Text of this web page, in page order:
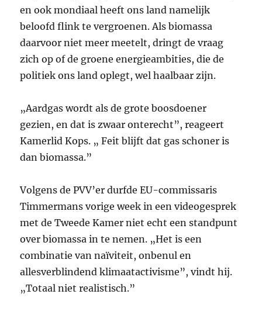
en ook mondiaal heeft ons land namelijk
beloofd flink te vergroenen. Als biomassa
daarvoor niet meer meetelt, dringt de vraag
zich op of de groene energieambities, die de
politiek ons land oplegt, wel haalbaar zijn.
„Aardgas wordt als de grote boosdoener
gezien, en dat is zwaar onterecht”, reageert
Kamerlid Kops. „ Feit blijft dat gas schoner is
dan biomassa.”
Volgens de PVV’er durfde EU-commissaris
Timmermans vorige week in een videogesprek
met de Tweede Kamer niet echt een standpunt
over biomassa in te nemen. „Het is een
combinatie van naïviteit, onbenul en
allesverblindend klimaatactivisme”, vindt hij.
„Totaal niet realistisch.”